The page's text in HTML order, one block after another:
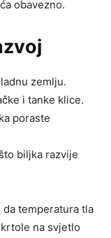
obavezno.
zemlju.
i tanke klice.
poraste
biljka razvije
temperatura tla
na svjetlo